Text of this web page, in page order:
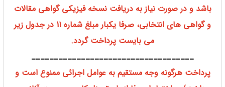
باشد و در صورت نیاز به دریافت نسخه فیزیکی گواهی مقالات
و گواهی های انتخابی، صرفا یکبار مبلغ شماره 11 در جدول زیر
می بایست پرداخت گردد.
____________________________________
پرداخت هرگونه وجه مستقیم به عوامل اجرائی ممنوع است و